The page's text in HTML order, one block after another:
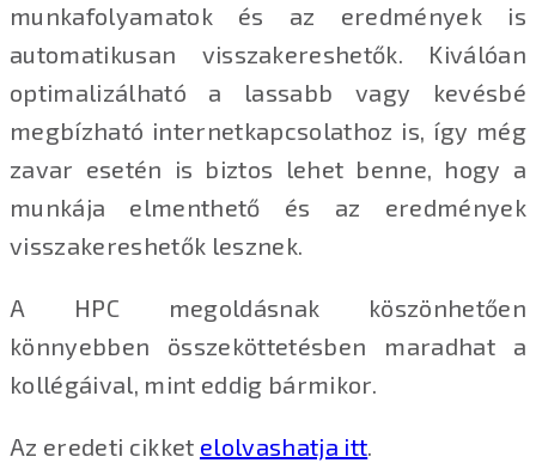
munkafolyamatok és az eredmények is
automatikusan visszakereshetők. Kiválóan
optimalizálható a lassabb vagy kevésbé
megbízható internetkapcsolathoz is, így még
zavar esetén is biztos lehet benne, hogy a
munkája elmenthető és az eredmények
visszakereshetők lesznek.
A HPC megoldásnak köszönhetően
könnyebben összeköttetésben maradhat a
kollégáival, mint eddig bármikor.
Az eredeti cikket elolvashatja itt.